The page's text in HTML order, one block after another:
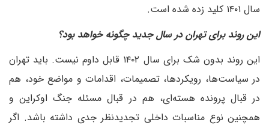
سال ۱۴۰۱ کلید زده شده است.
این روند برای تهران در سال جدید چگونه خواهد بود؟
این روند بدون شک برای سال ۱۴۰۲ قابل داوم نیست. باید تهران
در سیاست‌ها، رویکردها، تصمیمات، اقدامات و مواضع خود، هم
در قبال پرونده هسته‌ای، هم در قبال مسئله جنگ اوکراین و
همچنین نوع مناسبات داخلی تجدیدنظر جدی داشته باشد. اگر